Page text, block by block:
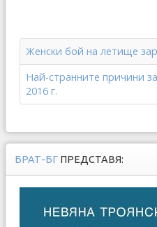
Женски бой на летище
Най-странните причини
2016 г.
БРАТ-БГ ПРЕДСТАВЯ: